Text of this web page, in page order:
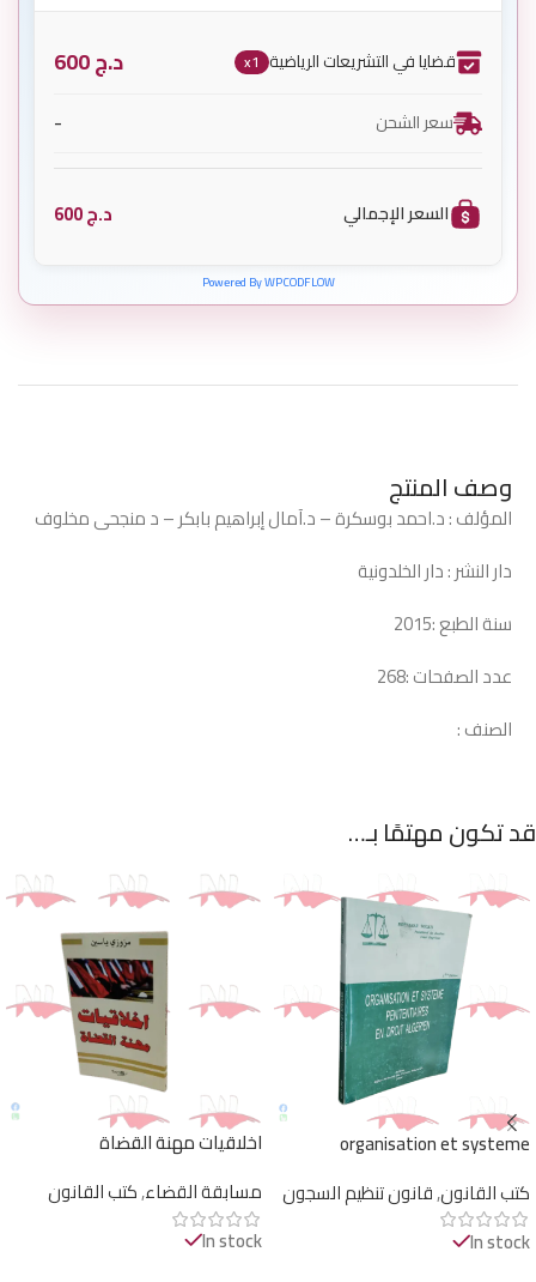
قضايا في التشريعات الرياضية x1 د.ج
سعر الشحن -
السعر الإجمالي د.ج
Powered By WPCODFLOW
وصف المنتج
المؤلف : د.احمد بوسكرة – د.آمال إبراهيم بابكر – د منجحى مخلوف
دار النشر : دار الخلدونية
سنة الطبع :2015
عدد الصفحات :268
الصنف :
قد تكون مهتمًا بـ…
organisation et systeme
كتب القانون,قانون تنظيم السجون
In stock
اخلاقيات مهنة القضاة
مسابقة القضاء,كتب القانون
In stock